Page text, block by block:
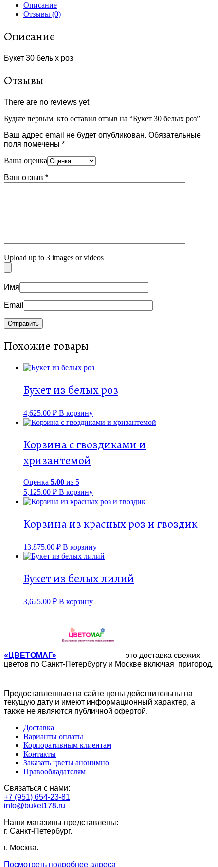
Описание
Отзывы (0)
Описание
Букет 30 белых роз
Отзывы
There are no reviews yet
Будьте первым, кто оставил отзыв на “Букет 30 белых роз”
Ваш адрес email не будет опубликован. Обязательные
поля помечены *
Ваша оценка
Ваш отзыв *
Upload up to 3 images or videos
Имя
Email
Похожие товары
Букет из белых роз
4,625.00 ₽ В корзину
Корзина с гвоздиками и
хризантемой
Оценка 5.00 из 5
5,125.00 ₽ В корзину
Корзина из красных роз и гвоздик
13,875.00 ₽ В корзину
Букет из белых лилий
3,625.00 ₽ В корзину
«ЦВЕТОМАГ» — это доставка свежих
цветов по Санкт-Петербургу и Москве включая пригород.
Предоставленные на сайте цены действительны на
текущую дату и имеют информационный характер, а
также не являются публичной офертой.
Доставка
Варианты оплаты
Корпоративным клиентам
Контакты
Заказать цветы анонимно
Правообладателям
Связаться с нами:
+7 (951) 654-23-81
info@buket178.ru
Наши магазины представлены:
г. Санкт-Петербург.
г. Москва.
Посмотреть подробнее адреса